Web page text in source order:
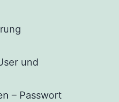
und
– Passwort